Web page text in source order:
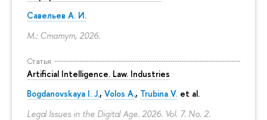
Савельев А. И.
М.: Статут, 2026.
Статья
Artificial Intelligence. Law. Industries
Bogdanovskaya I. J., Volos A., Trubina V. et al.
Legal Issues in the Digital Age. 2026. Vol. 7. No. 2.